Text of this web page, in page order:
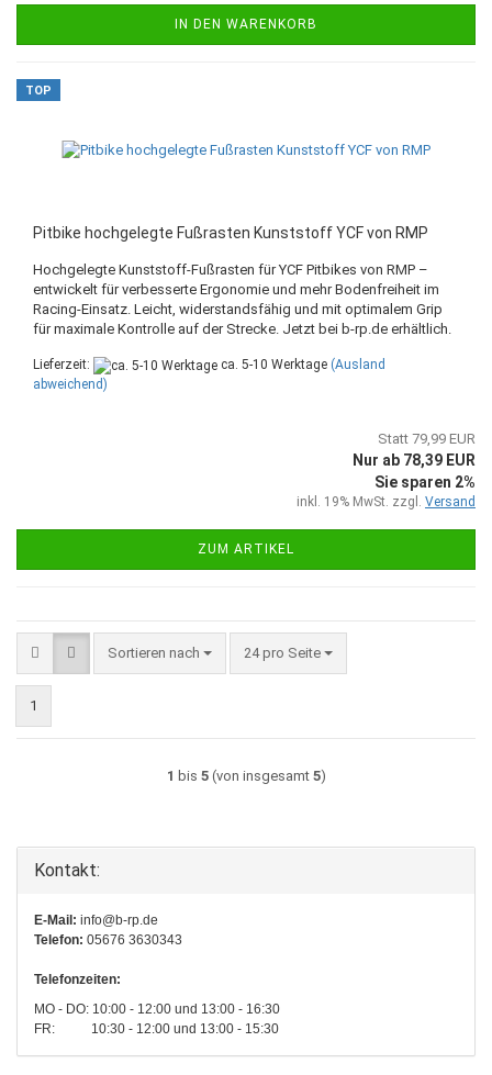
IN DEN WARENKORB
TOP
Pitbike hochgelegte Fußrasten Kunststoff YCF von RMP
Hochgelegte Kunststoff-Fußrasten für YCF Pitbikes von RMP –
entwickelt für verbesserte Ergonomie und mehr Bodenfreiheit im
Racing-Einsatz. Leicht, widerstandsfähig und mit optimalem Grip
für maximale Kontrolle auf der Strecke. Jetzt bei b-rp.de erhältlich.
Lieferzeit: ca. 5-10 Werktage (Ausland
abweichend)
Statt 79,99 EUR
Nur ab 78,39 EUR
Sie sparen 2%
inkl. 19% MwSt. zzgl. Versand
ZUM ARTIKEL
Sortieren nach
Sortieren nach 24 pro Seite
pro Seite
1
1 bis 5(von insgesamt 5)
Kontakt:
E-Mail: info@b-rp.de
Telefon: 05676 3630343
Telefonzeiten:
MO - DO: 10:00 - 12:00 und 13:00 - 16:30
FR: 10:30 - 12:00 und 13:00 - 15:30